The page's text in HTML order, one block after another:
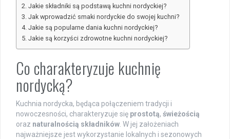
Jakie składniki są podstawą kuchni nordyckiej?
Jak wprowadzić smaki nordyckie do swojej kuchni?
Jakie są popularne dania kuchni nordyckiej?
Jakie są korzyści zdrowotne kuchni nordyckiej?
Co charakteryzuje kuchnię
nordycką?
Kuchnia nordycka, będąca połączeniem tradycji i
nowoczesności, charakteryzuje się prostotą, świeżością
oraz naturalnością składników . W jej założeniach
najważniejsze jest wykorzystanie lokalnych i sezonowych